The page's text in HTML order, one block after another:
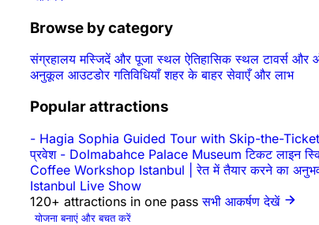
Browse by category
संग्रहालयमस्जिदें और पूजा स्थलऐतिहासिक स्थलटावर्स और
अनुकूल आउटडोर गतिविधियाँशहर के बाहरसेवाएँ और लाभ
Popular attractions
- Hagia Sophia Guided Tour with Skip-the-
प्रवेश - Dolmabahce Palace Museum टिकट लाइन
Coffee Workshop Istanbul | रेत में तैयार करने का
Istanbul Live Show
120+ attractions in one pass सभी आकर्षण देखें
योजना बनाएं और बचत करें